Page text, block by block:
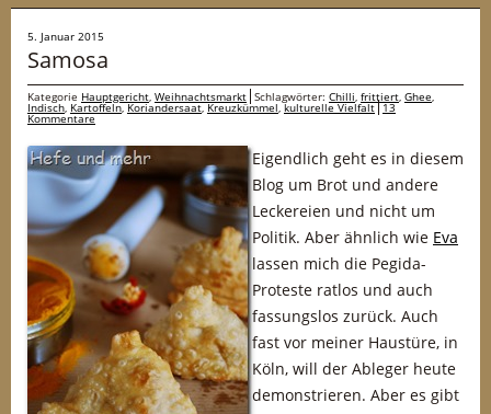
5. Januar 2015
Samosa
Kategorie Hauptgericht, Weihnachtsmarkt Schlagwörter: Chilli, frittiert, Ghee,
Indisch, Kartoffeln,Koriandersaat,Kreuzkümmel,kulturelle Vielfalt 13
Kommentare
Eigendlich geht es in diesem
Blog um Brot und andere
Leckereien und nicht um
Politik. Aber ähnlich wie Eva
lassen mich die Pegida-
Proteste ratlos und auch
fassungslos zurück. Auch
fast vor meiner Haustüre, in
Köln, will der Ableger heute
demonstrieren. Aber es gibt